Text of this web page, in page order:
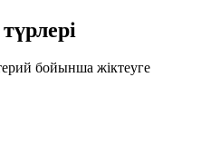
бойынша жіктеуге